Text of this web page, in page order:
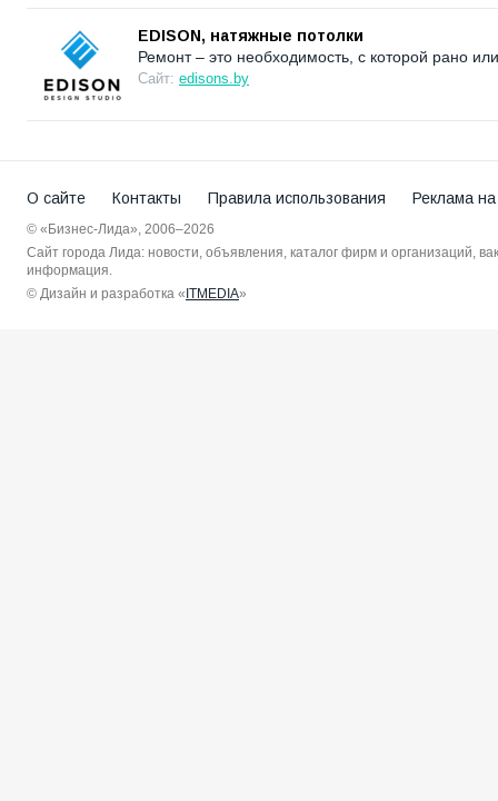
EDISON, натяжные потолки
Ремонт – это необходимость, с которой рано
Сайт: edisons.by
О сайте Контакты Правила использования Реклама
© «Бизнес-Лида», 2006–2026
Сайт города Лида: новости, объявления, каталог фирм и организаций,
информация.
© Дизайн и разработка « ITMEDIA»